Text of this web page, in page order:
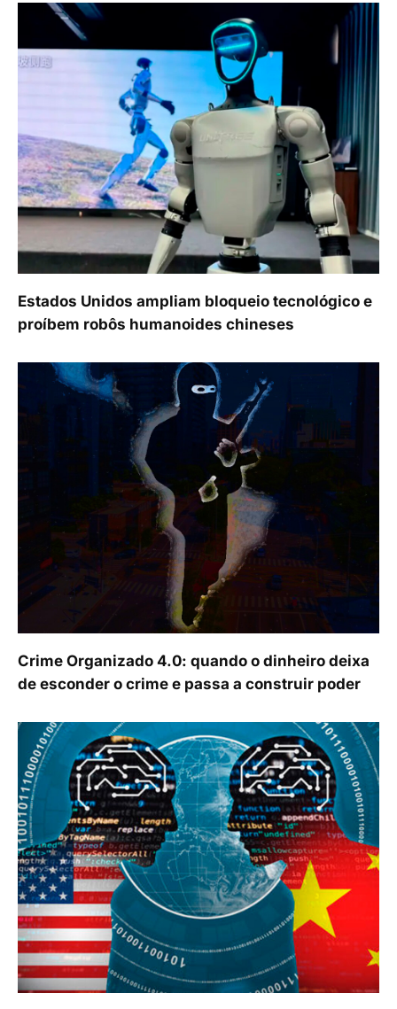
Estados Unidos ampliam bloqueio tecnológico e
proíbem robôs humanoides chineses
Crime Organizado 4.0: quando o dinheiro deixa
de esconder o crime e passa a construir poder